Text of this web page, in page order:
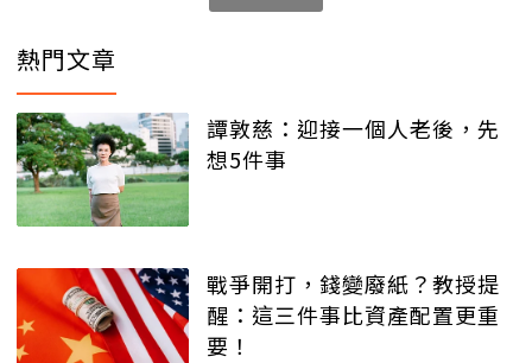
熱門文章
譚敦慈：迎接一個人老後，先
想5件事
戰爭開打，錢變廢紙？教授提
醒：這三件事比資產配置更重
要！